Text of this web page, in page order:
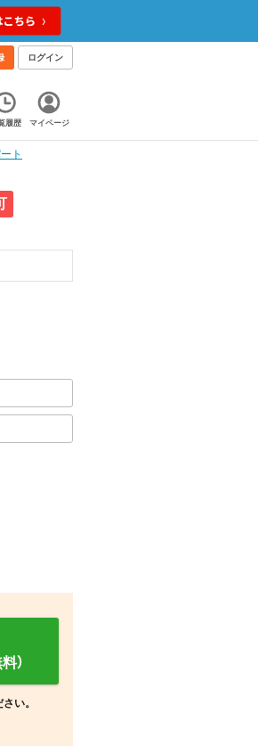
ログイン
履歴 マイページ
ト
料）
い。